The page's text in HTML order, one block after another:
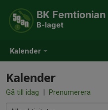
Kalender
BK Femtionian
B-laget
Kalender
Gå till idag | Prenumerera